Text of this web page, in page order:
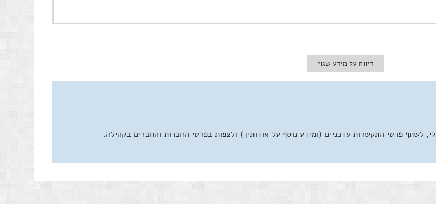
דיווח על מידע שגוי
לשתף פרטי התקשרות עדכניים (ומידע נוסף על אודותיך) ולצפות בפרטי החברות והחברים בקהילה.